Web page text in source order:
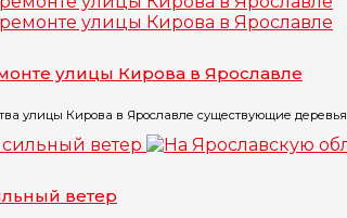
улицы Кирова в Ярославле
улицы Кирова в Ярославле существующие деревья...
ветер